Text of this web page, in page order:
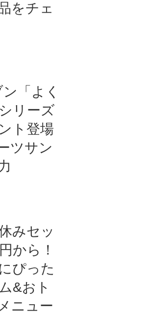
をチェ
「よく
リーズ
ト登場
ツサン
みセッ
から！
ぴった
&おト
ニュー